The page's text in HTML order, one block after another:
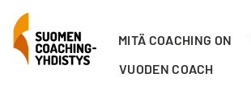
MITÄ COACHING ON
VUODEN COACH